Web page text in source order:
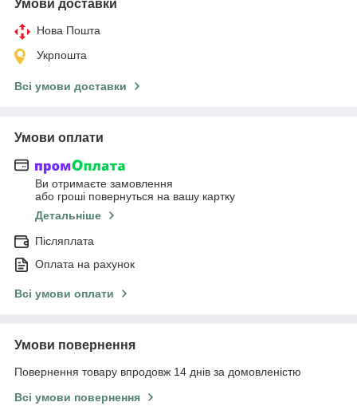
Умови доставки
Нова Пошта
Укрпошта
Всі умови доставки
Умови оплати
Ви отримаєте замовлення
або гроші повернуться на вашу картку
Детальніше
Післяплата
Оплата на рахунок
Всі умови оплати
Умови повернення
Повернення товару впродовж 14 днів за домовленістю
Всі умови повернення